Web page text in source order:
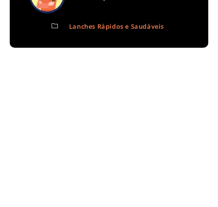
Lanches Rápidos e Saudáveis